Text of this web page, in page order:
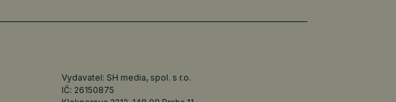
Vydavatel: SH media, spol. s r.o.
IČ: 26150875